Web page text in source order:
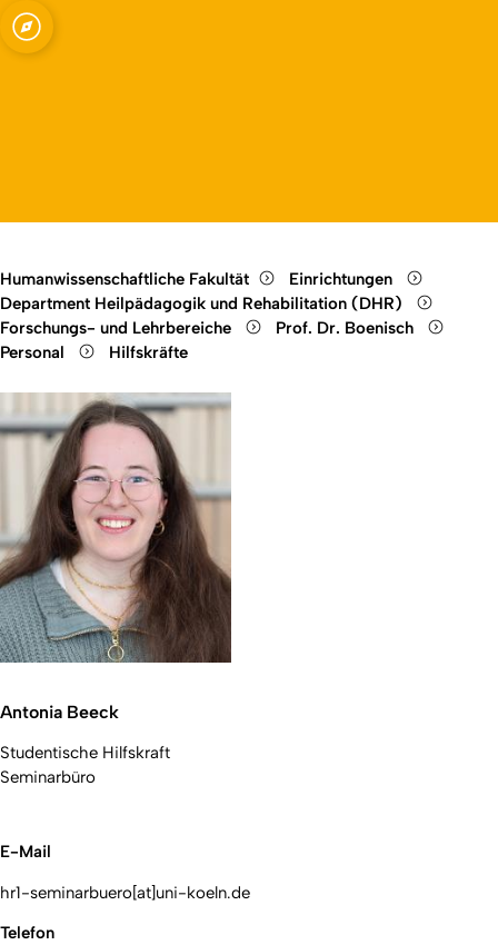
und
Open quicklink menu
Humanwissenschaftliche Fakultät
Einrichtungen
Department Heilpädagogik und Rehabilitation (DHR)
Forschungs- und Lehrbereiche
Prof. Dr. Boenisch
Personal
Hilfskräfte
Antonia Beeck
Studentische Hilfskraft
Seminarbüro
E-Mail
hr1-seminarbuero[at]uni-koeln.de
Telefon